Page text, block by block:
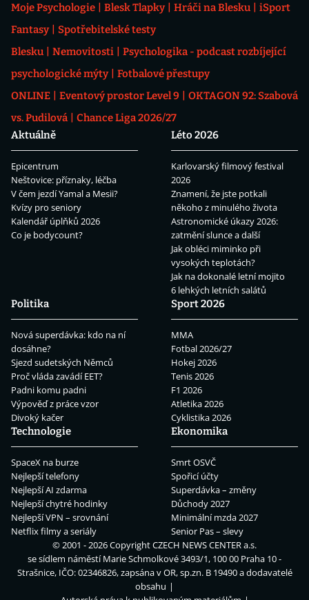
Moje Psychologie Blesk Tlapky Hráči na Blesku
iSport
Fantasy
Spotřebitelské testy
Blesku
Nemovitosti
Psychologika - podcast rozbíjející
psychologické mýty
Fotbalové přestupy
ONLINE
Eventový prostor Level 9
OKTAGON 92: Szabová
vs. Pudilová
Chance Liga 2026/27
Aktuálně
Epicentrum
Neštovice: příznaky, léčba
V čem jezdí Yamal a Mesii?
Kvízy pro seniory
Kalendář úplňků 2026
Co je bodycount?
Léto 2026
Karlovarský filmový festival
2026
Znamení, že jste potkali
někoho z minulého života
Astronomické úkazy 2026:
zatmění slunce a další
Jak obléci miminko při
vysokých teplotách?
Jak na dokonalé letní mojito
6 lehkých letních salátů
Politika
Nová superdávka: kdo na ní
dosáhne?
Sjezd sudetských Němců
Proč vláda zavádí EET?
Padni komu padni
Výpověď z práce vzor
Divoký kačer
Sport 2026
MMA
Fotbal 2026/27
Hokej 2026
Tenis 2026
F1 2026
Atletika 2026
Cyklistika 2026
Technologie
SpaceX na burze
Nejlepší telefony
Nejlepší AI zdarma
Nejlepší chytré hodinky
Nejlepší VPN – srovnání
Netflix filmy a seriály
Ekonomika
Smrt OSVČ
Spořicí účty
Superdávka – změny
Důchody 2027
Minimální mzda 2027
Senior Pas – slevy
© 2001 - 2026 CopyrightCZECH NEWS CENTER a.s.
se sídlem náměstí Marie Schmolkové 3493/1, 100 00 Praha 10 -
Strašnice, IČO: 02346826, zapsána v OR, sp.zn. B 19490 a dodavatelé
obsahu